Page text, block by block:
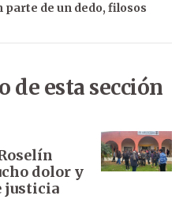
parte de un dedo, filosos
de esta sección
dolor y
justicia